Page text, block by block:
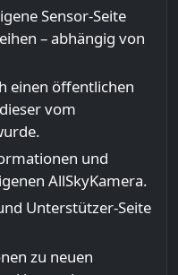
Sensor-Seite
– abhängig von
einen öffentlichen
vom
und
AllSkyKamera.
Unterstützer-Seite
zu neuen